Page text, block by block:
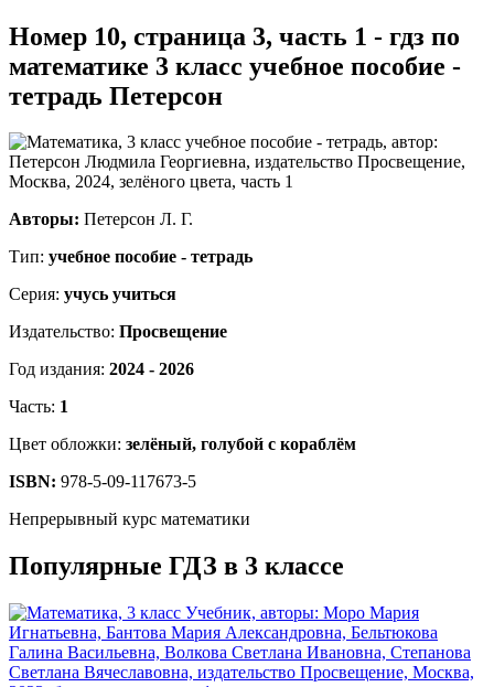
Номер 10, страница 3, часть 1 - гдз по
математике 3 класс учебное пособие -
тетрадь Петерсон
Авторы: Петерсон Л. Г.
Тип: учебное пособие - тетрадь
Серия: учусь учиться
Издательство: Просвещение
Год издания: 2024 - 2026
Часть: 1
Цвет обложки: зелёный, голубой с кораблём
ISBN: 978-5-09-117673-5
Непрерывный курс математики
Популярные ГДЗ в 3 классе